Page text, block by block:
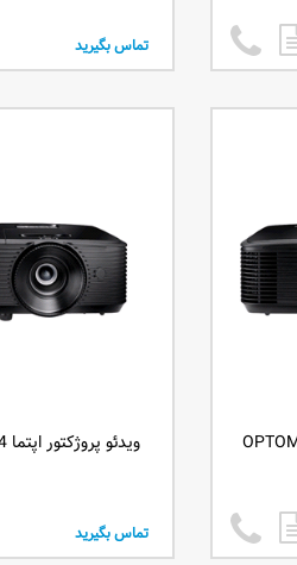
تماس بگیرید
ویدئو پروژکتور اپتما OPTOMA S334
تماس بگیرید